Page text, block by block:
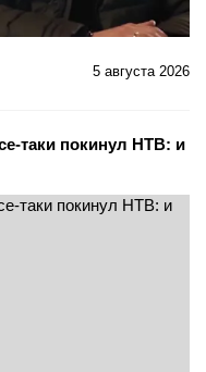
5 августа 2026
таки покинул НТВ: и